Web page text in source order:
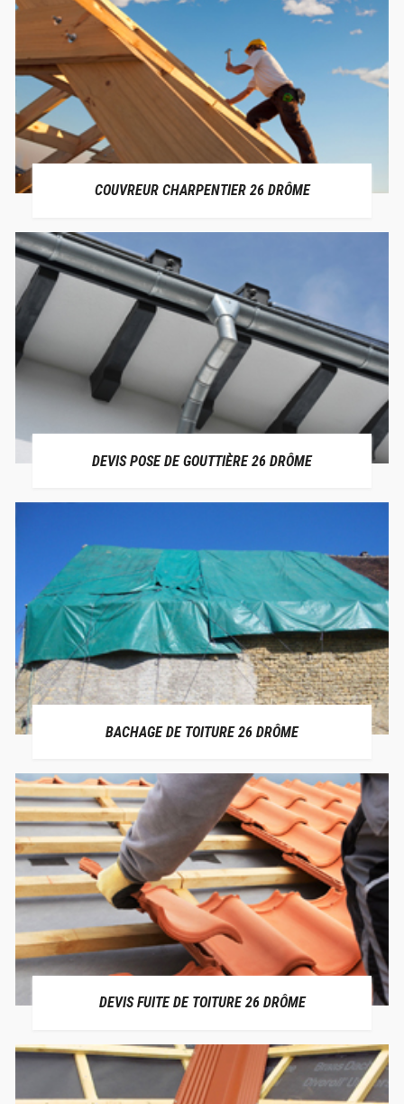
COUVREUR CHARPENTIER 26 DRÔME
DEVIS POSE DE GOUTTIÈRE 26 DRÔME
BACHAGE DE TOITURE 26 DRÔME
DEVIS FUITE DE TOITURE 26 DRÔME